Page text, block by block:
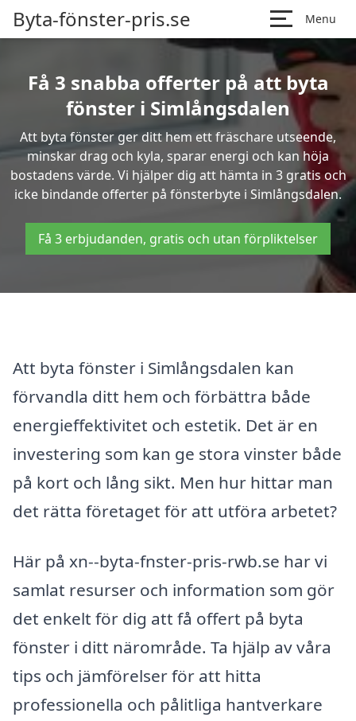
Byta-fönster-pris.se Menu
Få 3 snabba offerter på att byta
fönster i Simlångsdalen
Att byta fönster ger ditt hem ett fräschare utseende,
minskar drag och kyla, sparar energi och kan höja
bostadens värde. Vi hjälper dig att hämta in 3 gratis och
icke bindande offerter på fönsterbyte i Simlångsdalen.
Få 3 erbjudanden, gratis och utan förpliktelser
Att byta fönster i Simlångsdalen kan
förvandla ditt hem och förbättra både
energieffektivitet och estetik. Det är en
investering som kan ge stora vinster både
på kort och lång sikt. Men hur hittar man
det rätta företaget för att utföra arbetet?
Här på xn--byta-fnster-pris-rwb.se har vi
samlat resurser och information som gör
det enkelt för dig att få offert på byta
fönster i ditt närområde. Ta hjälp av våra
tips och jämförelser för att hitta
professionella och pålitliga hantverkare